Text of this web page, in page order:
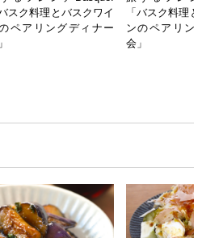
バスク料理とバスクワイ
ペアリングディナー
「バスク料理
ンのペアリン
会」